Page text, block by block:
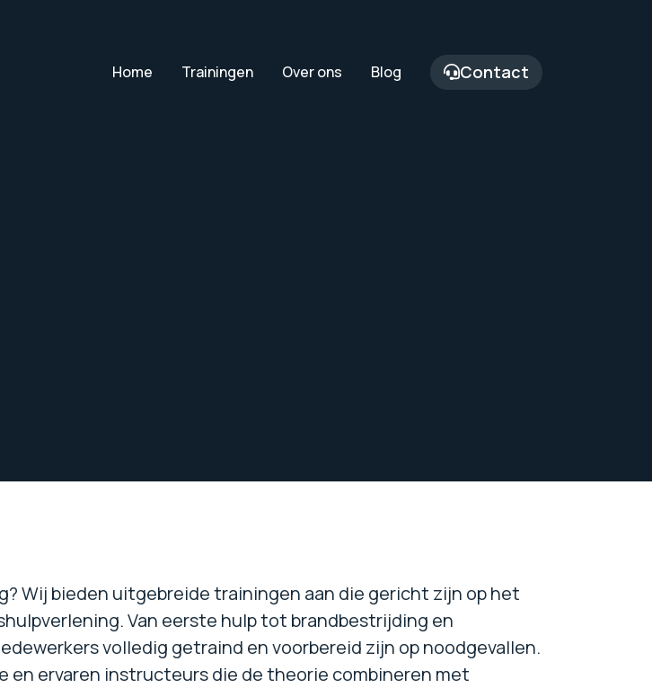
Home Trainingen Over ons Blog Contact
Wij bieden uitgebreide trainingen aan die gericht zijn op het
Van eerste hulp tot brandbestrijding en
volledig getraind en voorbereid zijn op noodgevallen.
ervaren instructeurs die de theorie combineren met